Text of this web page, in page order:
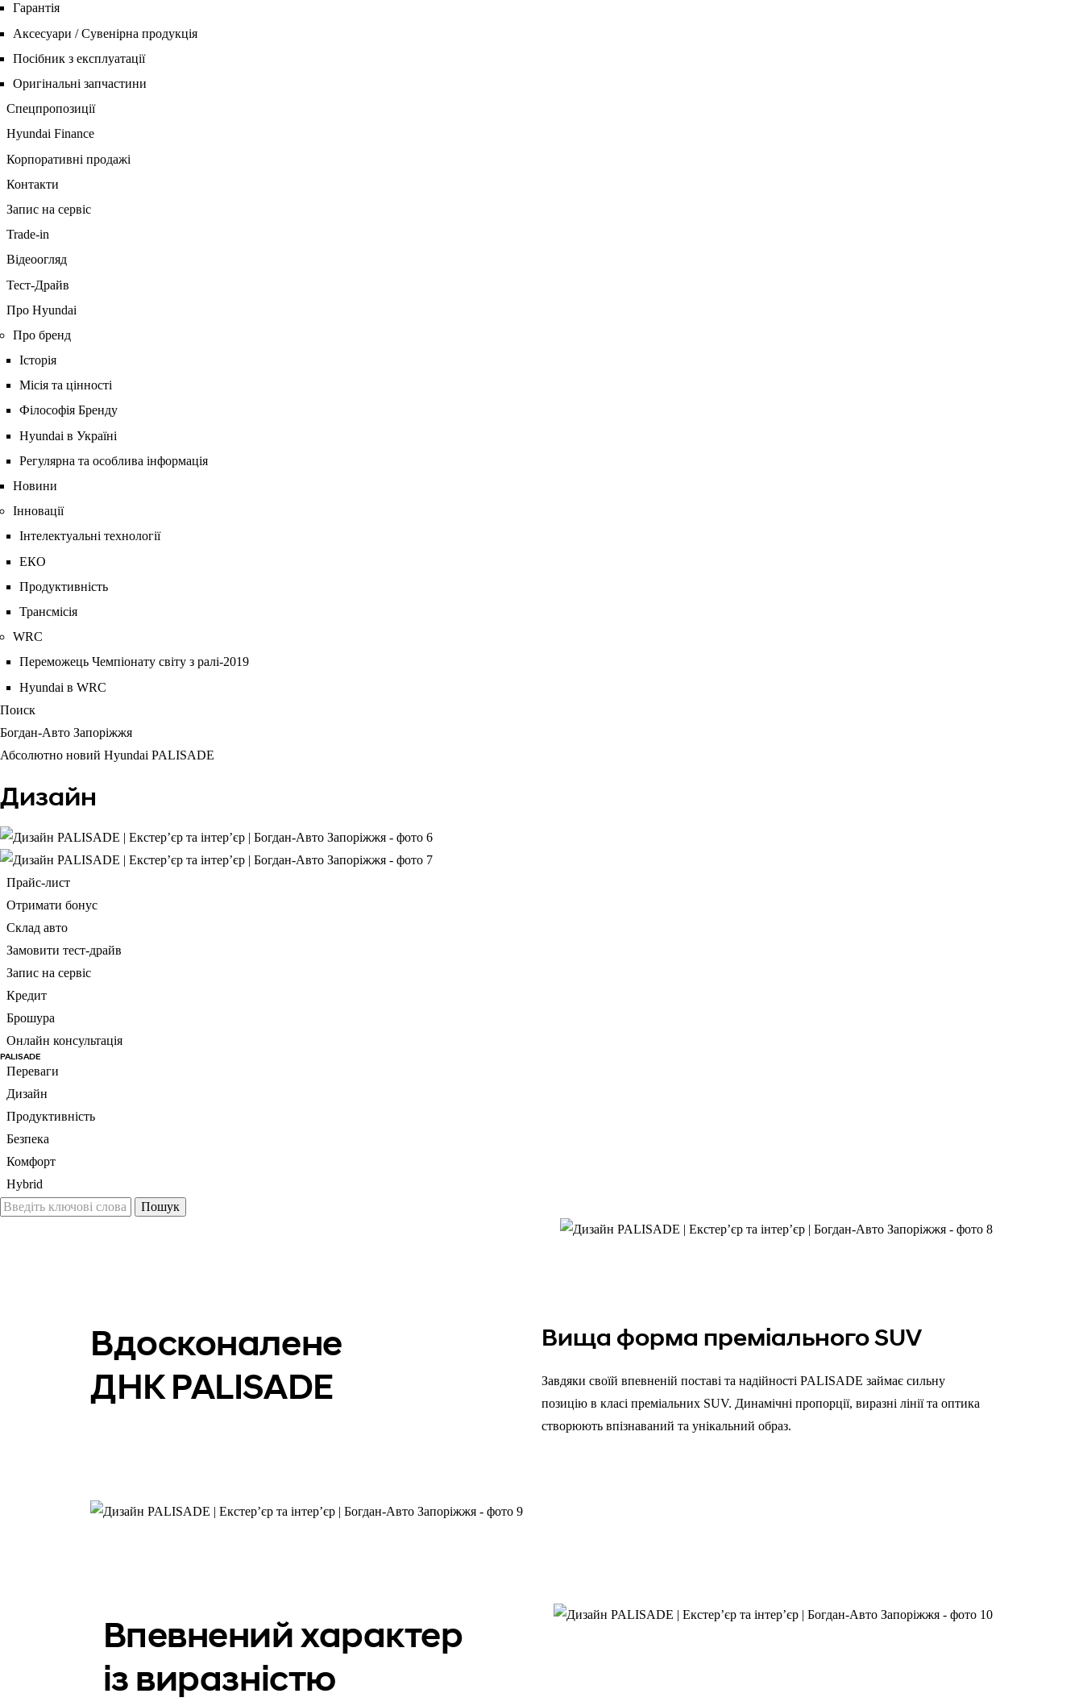
Гарантія
Аксесуари / Сувенірна продукція
Посібник з експлуатації
Оригінальні запчастини
Спецпропозиції
Hyundai Finance
Корпоративні продажі
Контакти
Запис на сервіс
Trade-in
Відеоогляд
Тест-Драйв
Про Hyundai
Про бренд
Історія
Місія та цінності
Філософія Бренду
Hyundai в Україні
Регулярна та особлива інформація
Новини
Інновації
Інтелектуальні технології
ЕКО
Продуктивність
Трансмісія
WRC
Переможець Чемпіонату світу з ралі-2019
Hyundai в WRC
Поиск
Богдан-Авто Запоріжжя
Абсолютно новий Hyundai PALISADE
Дизайн
Прайс-лист
Отримати бонус
Склад авто
Замовити тест-драйв
Запис на сервіс
Кредит
Брошура
Онлайн консультація
PALISADE
Переваги
Дизайн
Продуктивність
Безпека
Комфорт
Hybrid
Екстер’єр
Вдосконалене
ДНК PALISADE
Вища форма преміального SUV
Завдяки своїй впевненій поставі та надійності PALISADE займає сильну
позицію в класі преміальних SUV. Динамічні пропорції, виразні лінії та оптика
створюють впізнаваний та унікальний образ.
Впевнений характер
із виразністю